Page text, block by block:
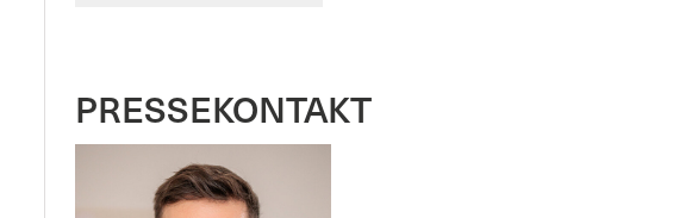
PRESSEKONTAKT